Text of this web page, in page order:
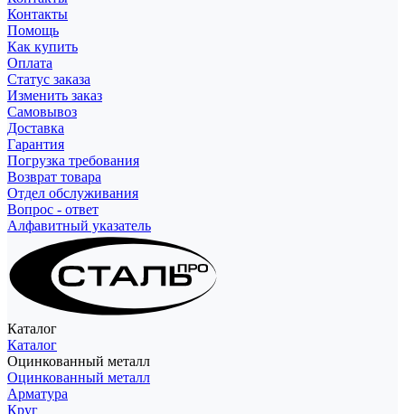
Контакты
Помощь
Как купить
Оплата
Статус заказа
Изменить заказ
Самовывоз
Доставка
Гарантия
Погрузка требования
Возврат товара
Отдел обслуживания
Вопрос - ответ
Алфавитный указатель
Каталог
Каталог
Оцинкованный металл
Оцинкованный металл
Арматура
Круг